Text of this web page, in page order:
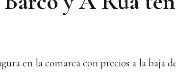
en la comarca con precios a la baja